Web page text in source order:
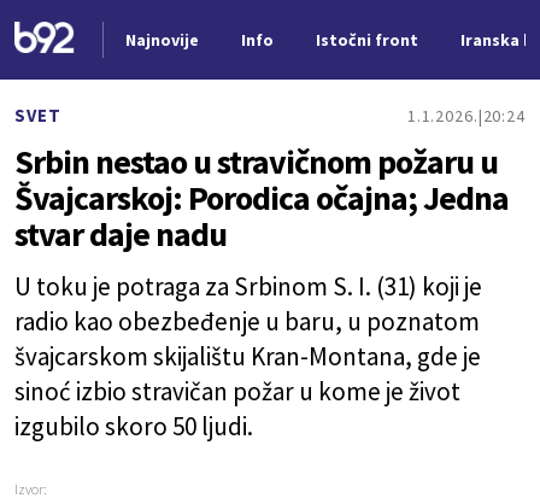
Najnovije Info Istočni front Iranska
SVET 1.1.2026. 20:24
Srbin nestao u stravičnom požaru u
Švajcarskoj: Porodica očajna; Jedna
stvar daje nadu
U toku je potraga za Srbinom S. I. (31) koji je
radio kao obezbeđenje u baru, u poznatom
švajcarskom skijalištu Kran-Montana, gde je
sinoć izbio stravičan požar u kome je život
izgubilo skoro 50 ljudi.
Izvor: